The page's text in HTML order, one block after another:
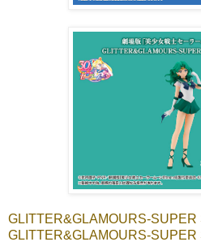
GLITTER&GLAMOURS-
GLITTER&GLAMOURS-